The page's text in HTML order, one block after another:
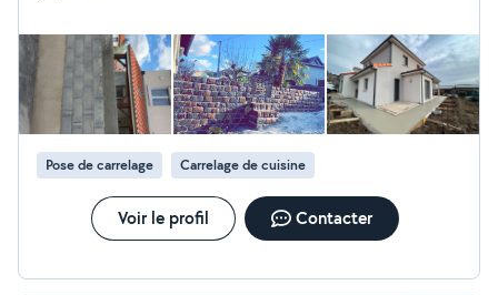
Pose de carrelage Carrelage de cuisine
Voir le profil Contacter